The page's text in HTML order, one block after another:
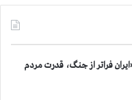
فراتر از جنگ، قدرت مردم